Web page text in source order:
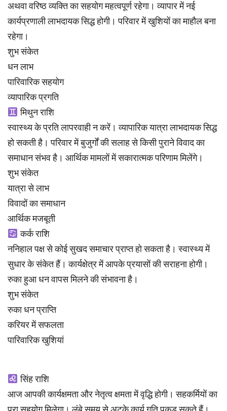
अथवा वरिष्ठ व्यक्ति का सहयोग महत्वपूर्ण रहेगा। व्यापार में नई
कार्यप्रणाली लाभदायक सिद्ध होगी। परिवार में खुशियों का माहौल बना
रहेगा।
शुभ संकेत
धन लाभ
पारिवारिक सहयोग
व्यापारिक प्रगति
मिथुन राशि
स्वास्थ्य के प्रति लापरवाही न करें। व्यापारिक यात्रा लाभदायक सिद्ध
हो सकती है। परिवार में बुजुर्गों की सलाह से किसी पुराने विवाद का
समाधान संभव है। आर्थिक मामलों में सकारात्मक परिणाम मिलेंगे।
शुभ संकेत
यात्रा से लाभ
विवादों का समाधान
आर्थिक मजबूती
कर्क राशि
ननिहाल पक्ष से कोई सुखद समाचार प्राप्त हो सकता है। स्वास्थ्य में
सुधार के संकेत हैं। कार्यक्षेत्र में आपके प्रयासों की सराहना होगी।
रुका हुआ धन वापस मिलने की संभावना है।
शुभ संकेत
रुका धन प्राप्ति
करियर में सफलता
पारिवारिक खुशियां
सिंह राशि
आज आपकी कार्यक्षमता और नेतृत्व क्षमता में वृद्धि होगी। सहकर्मियों का